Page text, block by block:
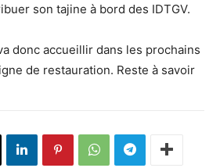
son tajine à bord des IDTGV.
donc accueillir dans les prochains
de restauration. Reste à savoir